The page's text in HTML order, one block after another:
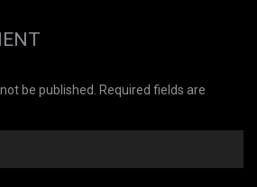
be published. Required fields are